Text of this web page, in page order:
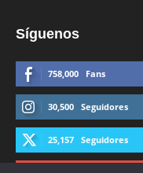
Síguenos
758,000 Fans
30,500 Seguidores
25,157 Seguidores